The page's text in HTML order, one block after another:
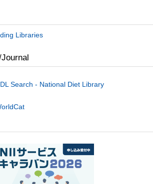
Libraries
Search - National Diet Library